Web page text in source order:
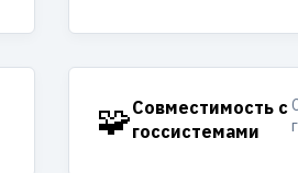
🧩Совместимость с
госсистемами